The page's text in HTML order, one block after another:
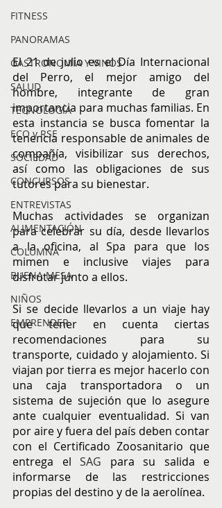
FITNESS
PANORAMAS
GASTRONOMÍA Y VINOS
SALUD
TECNOLOGÍA
ECO y RSE
SOCIEDAD
CONCURSOS
ENTREVISTAS
ALIMENTACIÓN
COLUMNA
BUENA MESA
NIÑOS
EMPRENDER
El 21 de julio es el Día Internacional
del Perro, el mejor amigo del
hombre, integrante de gran
importancia para muchas familias. En
esta instancia se busca fomentar la
tenencia responsable de animales de
compañía, visibilizar sus derechos,
así como las obligaciones de sus
tutores para su bienestar.
Muchas actividades se organizan
para celebrar su día, desde llevarlos
a la oficina, al Spa para que los
mimen e inclusive viajes para
disfrutar junto a ellos.
Si se decide llevarlos a un viaje hay
que tener en cuenta ciertas
recomendaciones para su
transporte, cuidado y alojamiento. Si
viajan por tierra es mejor hacerlo con
una caja transportadora o un
sistema de sujeción que lo asegure
ante cualquier eventualidad. Si van
por aire y fuera del país deben contar
con el Certificado Zoosanitario que
entrega el SAG para su salida e
informarse de las restricciones
propias del destino y de la aerolínea.